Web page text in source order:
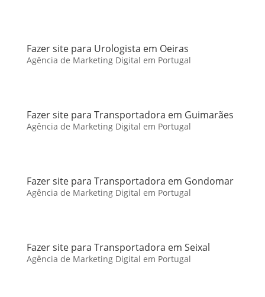
Fazer site para Urologista em Oeiras
Agência de Marketing Digital em Portugal
Fazer site para Transportadora em Guimarães
Agência de Marketing Digital em Portugal
Fazer site para Transportadora em Gondomar
Agência de Marketing Digital em Portugal
Fazer site para Transportadora em Seixal
Agência de Marketing Digital em Portugal